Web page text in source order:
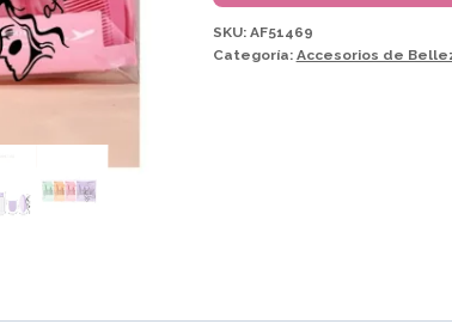
AF51469
cantidad
SKU: AF51469
Categoría: Accesorios de